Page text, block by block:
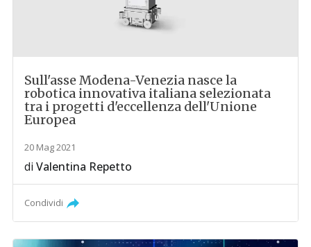
Sull'asse Modena-Venezia nasce la
robotica innovativa italiana selezionata
tra i progetti d'eccellenza dell'Unione
Europea
20 Mag 2021
diValentina Repetto
Condividi